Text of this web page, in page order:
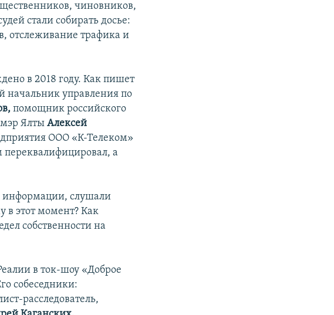
чиновников,
стали собирать досье:
отслеживание трафика и
в 2018 году. Как пишет
начальник управления по
помощник российского
Ялты Алексей
ООО «К-Телеком»
а
информации, слушали
в этот момент? Как
собственности на
в ток-шоу «Доброе
собеседники:
расследователь,